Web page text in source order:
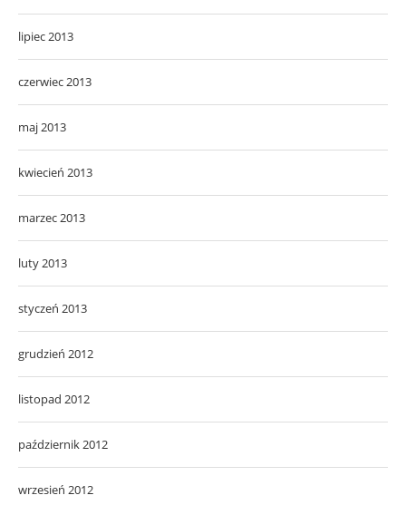
lipiec 2013
czerwiec 2013
maj 2013
kwiecień 2013
marzec 2013
luty 2013
styczeń 2013
grudzień 2012
listopad 2012
październik 2012
wrzesień 2012